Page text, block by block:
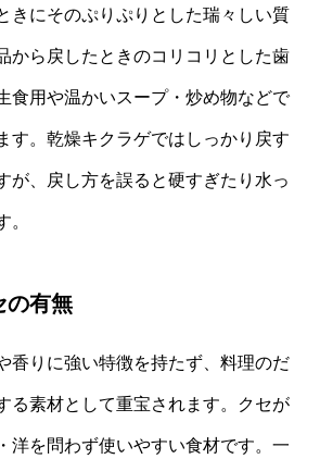
きにそのぷりぷりとした瑞々しい質
から戻したときのコリコリとした歯
食用や温かいスープ・炒め物などで
す。乾燥キクラゲではしっかり戻す
が、戻し方を誤ると硬すぎたり水っ
。
の有無
香りに強い特徴を持たず、料理のだ
る素材として重宝されます。クセが
洋を問わず使いやすい食材です。一